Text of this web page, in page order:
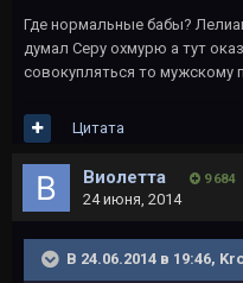
Где нормальные бабы?
думал Серу охмурю а тут
совокупляться то мужскому
Цитата
Виолетта 9 684
24 июня, 2014
В 24.06.2014 в 19:46,